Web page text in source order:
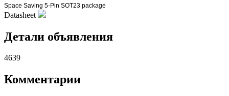
Space Saving 5-Pin SOT23 package
Datasheet
Детали объявления
4639
Комментарии